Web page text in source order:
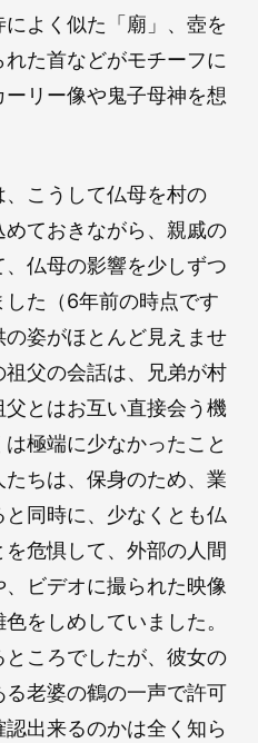
よく似た「廟」、壺を
た首などがモチーフに
リー像や鬼子母神を想
こうして仏母を村の
ておきながら、親戚の
仏母の影響を少しずつ
た（6年前の時点です
姿がほとんど見えませ
父の会話は、兄弟が村
とはお互い直接会う機
極端に少なかったこと
ちは、保身のため、業
同時に、少なくとも仏
危惧して、外部の人間
ビデオに撮られた映像
をしめしていました。
ころでしたが、彼女の
老婆の鶴の一声で許可
出来るのかは全く知ら